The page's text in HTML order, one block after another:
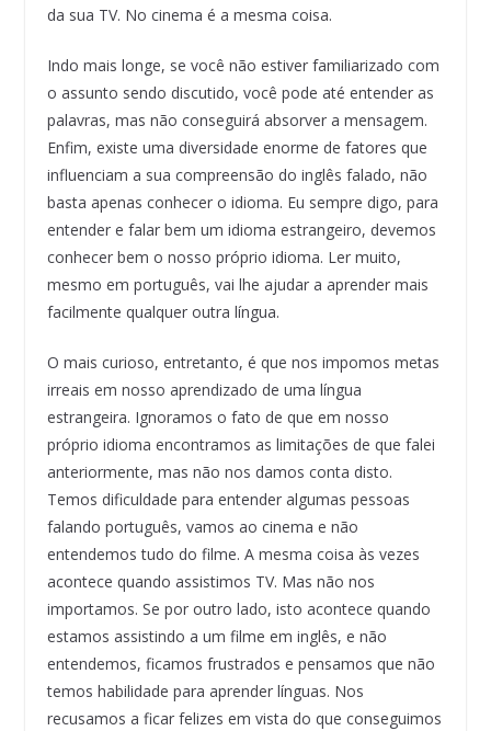
da sua TV. No cinema é a mesma coisa.
Indo mais longe, se você não estiver familiarizado com
o assunto sendo discutido, você pode até entender as
palavras, mas não conseguirá absorver a mensagem.
Enfim, existe uma diversidade enorme de fatores que
influenciam a sua compreensão do inglês falado, não
basta apenas conhecer o idioma. Eu sempre digo, para
entender e falar bem um idioma estrangeiro, devemos
conhecer bem o nosso próprio idioma. Ler muito,
mesmo em português, vai lhe ajudar a aprender mais
facilmente qualquer outra língua.
O mais curioso, entretanto, é que nos impomos metas
irreais em nosso aprendizado de uma língua
estrangeira. Ignoramos o fato de que em nosso
próprio idioma encontramos as limitações de que falei
anteriormente, mas não nos damos conta disto.
Temos dificuldade para entender algumas pessoas
falando português, vamos ao cinema e não
entendemos tudo do filme. A mesma coisa às vezes
acontece quando assistimos TV. Mas não nos
importamos. Se por outro lado, isto acontece quando
estamos assistindo a um filme em inglês, e não
entendemos, ficamos frustrados e pensamos que não
temos habilidade para aprender línguas. Nos
recusamos a ficar felizes em vista do que conseguimos